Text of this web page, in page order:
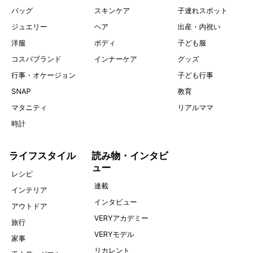
バッグ
ジュエリー
洋服
コスパブランド
行事・オケージョン
SNAP
マタニティ
時計
スキンケア
ヘア
ボディ
インナーケア
子連れスポット
出産・内祝い
子ども服
グッズ
子ども行事
教育
リアルママ
ライフスタイル
レシピ
インテリア
アウトドア
旅行
家事
読み物・インタビ
ュー
連載
インタビュー
VERYアカデミー
VERYモデル
リカレント